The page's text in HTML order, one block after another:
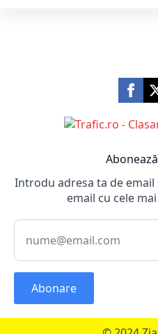
Introdu adresa ta de
email cu cele
Abonare